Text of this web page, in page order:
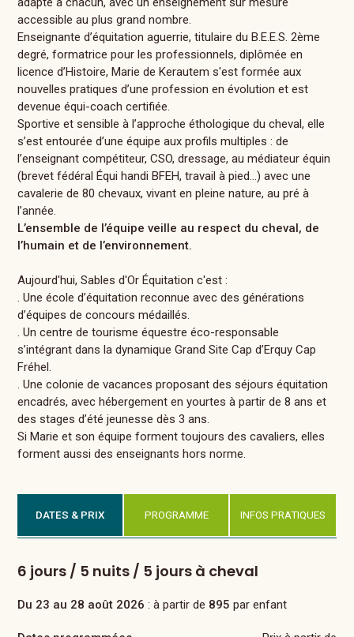
accessible au plus grand nombre.
Enseignante d’équitation aguerrie, titulaire du B.E.E.S. 2ème
degré, formatrice pour les professionnels, diplômée en
licence d’Histoire, Marie de Kerautem s'est formée aux
nouvelles pratiques d’une profession en évolution et est
devenue équi-coach certifiée.
Sportive et sensible à l’approche éthologique du cheval, elle
s’est entourée d’une équipe aux profils multiples : de
l’enseignant compétiteur, CSO, dressage, au médiateur équin
(brevet fédéral Équi handi BFEH, travail à pied…) avec une
cavalerie de 80 chevaux, vivant en pleine nature, au pré à
l’année.
L’ensemble de l’équipe veille au respect du cheval, de
l’humain et de l’environnement.
Aujourd'hui, Sables d'Or Équitation c'est :
. Une école d’équitation reconnue avec des générations
d’équipes de concours médaillés.
. Un centre de tourisme équestre éco-responsable
s’intégrant dans la dynamique Grand Site Cap d’Erquy Cap
Fréhel.
. Une colonie de vacances proposant des séjours équitation
encadrés, avec hébergement en yourtes à partir de 8 ans et
des stages d’été jeunesse dès 3 ans.
Si Marie et son équipe forment toujours des cavaliers, elles
forment aussi des enseignants hors norme.
DATES & PRIX PROGRAMME INFOS PRATIQUES
6 jours / 5 nuits / 5 jours à cheval
Du 23 au 28 août 2026 : à partir de 895 par enfant